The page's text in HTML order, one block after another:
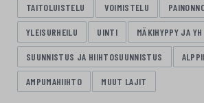
TAITOLUISTELU VOIMISTELU
YLEISURHEILU UINTI MÄKIHYPPY JA YH
SUUNNISTUS JA HIIHTOSUUNNISTUS
AMPUMAHIIHTO MUUT LAJIT